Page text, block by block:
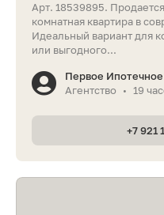
Арт. 18539895.
комнатная квартира в
Идеальный вариант для
или выгодного...
Первое Ипотечное
Агентство
• 19
+7 921